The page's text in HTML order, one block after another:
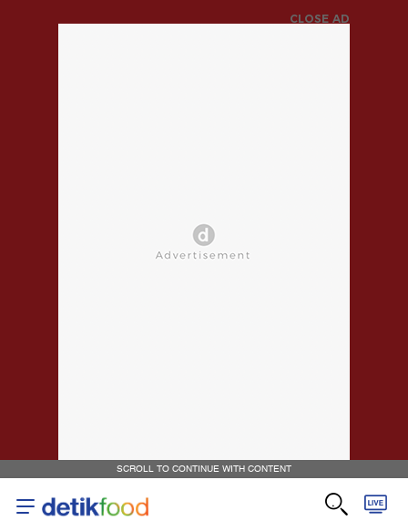
CLOSE AD
SCROLL TO CONTINUE WITH CONTENT